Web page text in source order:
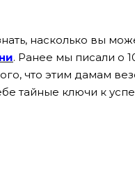
насколько вы
. Ранее мы писали о
что этим дамам
тайные ключи к